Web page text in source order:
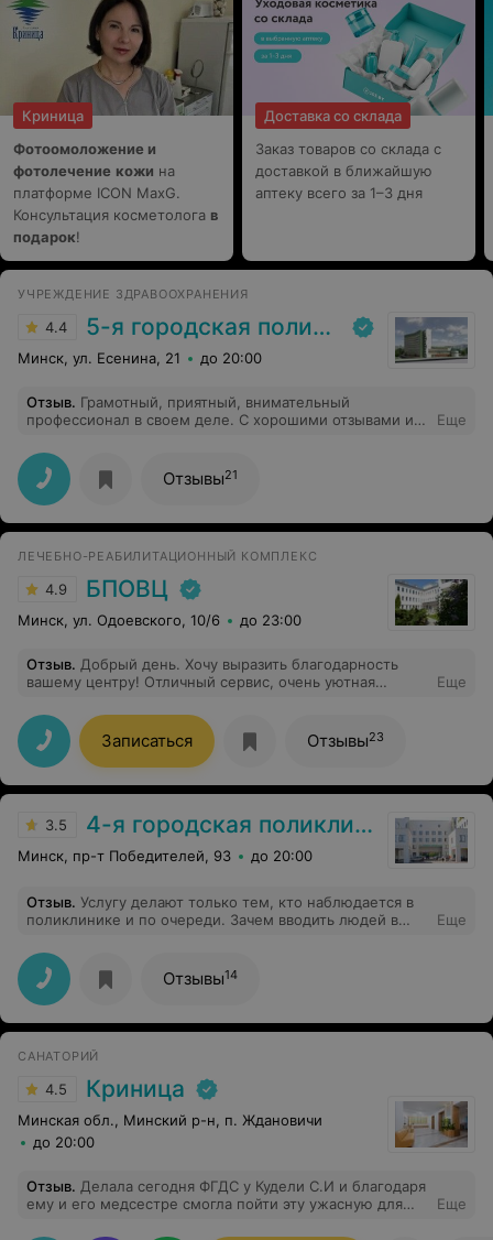
Криница
Фотоомоложение и
фотолечение кожи на
платформе ICON MaxG.
Консультация косметолога в
подарок!
Доставка со склада
Заказ товаров со склада с
доставкой в ближайшую
аптеку всего за 1–3 дня
УЧРЕЖДЕНИЕ ЗДРАВООХРАНЕНИЯ
4.4 5-я городская поликлиника
Минск, ул. Есенина, 21 до 20:00
Отзыв. Грамотный, приятный, внимательный
профессионал в своем деле. С хорошими отзывами и
Еще
Отзывы21
ЛЕЧЕБНО-РЕАБИЛИТАЦИОННЫЙ КОМПЛЕКС
4.9 БПОВЦ
Минск, ул. Одоевского, 10/6 до 23:00
Отзыв. Добрый день. Хочу выразить благодарность
вашему центру! Отличный сервис, очень уютная
компетентные опытные врачи. Спасибо.
Еще
Записаться Отзывы23
3.5 4-я городская поликлиника
Минск, пр-т Победителей, 93 до 20:00
Отзыв. Услугу делают только тем, кто наблюдается в
поликлинике и по очереди. Зачем вводить людей в
будто за эту цену любой желающий может сделать
такую процедуру?
Еще
Отзывы14
САНАТОРИЙ
4.5 Криница
Минская обл., Минский р-н, п. Ждановичи
до 20:00
Отзыв. Делала сегодня ФГДС у Кудели С.И и благодаря
ему и его медсестре смогла пойти эту ужасную для
Еще